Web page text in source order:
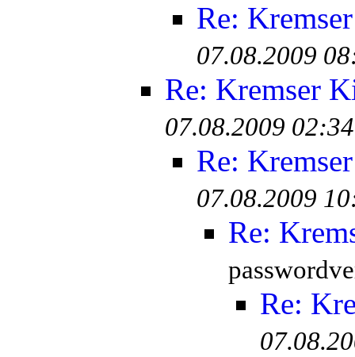
Re:
07.08.2009
Re: Kremser
07.08.2009 02:34
Re:
07.08.2009
Re:
Re: